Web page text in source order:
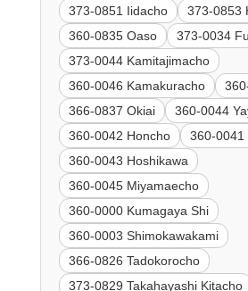
373-0851 Iidacho
373-0853
360-0835 Oaso
373-0034
373-0044 Kamitajimacho
360-0046 Kamakuracho
366-0837 Okiai
360-0044
360-0042 Honcho
360-0041
360-0043 Hoshikawa
360-0045 Miyamaecho
360-0000 Kumagaya Shi
360-0003 Shimokawakami
366-0826 Tadokorocho
373-0829 Takahayashi Kitacho